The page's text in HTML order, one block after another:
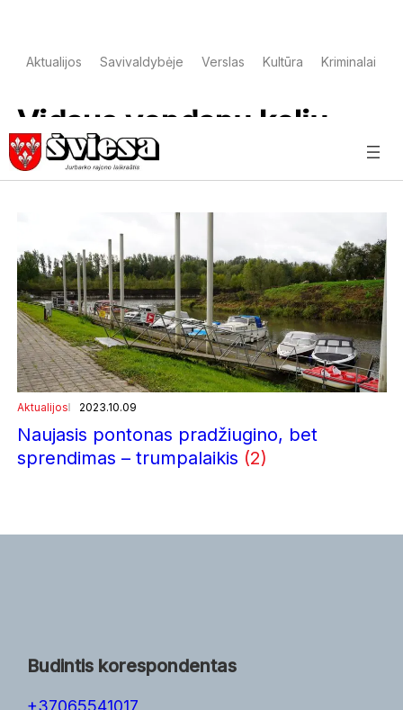
Aktualijos Savivaldybėje Verslas Kultūra Kriminalai
Vidaus vendanų kelių
direkcija
Aktualijos 2023.10.09
Naujasis pontonas pradžiugino, bet
sprendimas – trumpalaikis (2)
Budintis korespondentas
+37065541017